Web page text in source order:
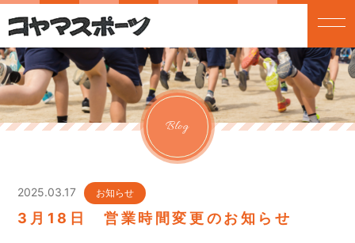
Blog
2025.03.17 お知らせ
3月18日 営業時間変更のお知らせ